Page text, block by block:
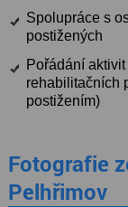
Spolupráce s
postižených
Pořádání
rehabilitačních
postižením)
Fotografie
Pelhřimov